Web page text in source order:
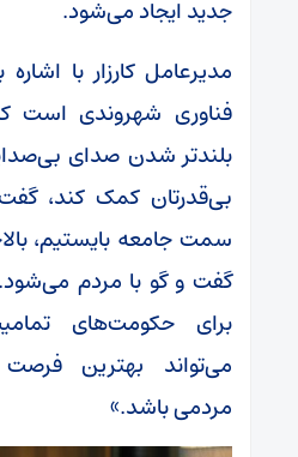
جدید ایجاد می‌شود.
مدیرعامل کارزار با اشاره
فناوری شهروندی است
بلندتر شدن صدای
بی‌قدرتان کمک کند،
سمت جامعه بایستیم،
گفت و گو با مردم می‌شود.
برای حکومت‌های
می‌تواند بهترین
مردمی باشد.»